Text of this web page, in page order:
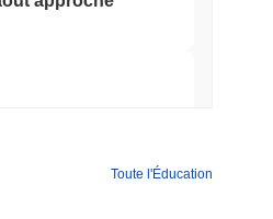
Toute l'Éducation